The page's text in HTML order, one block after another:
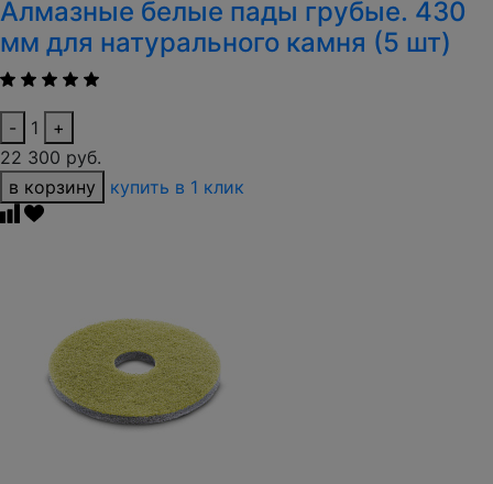
Алмазные белые пады грубые. 430
мм для натурального камня (5 шт)
- 1
+
22 300 руб.
в корзину
купить в 1 клик